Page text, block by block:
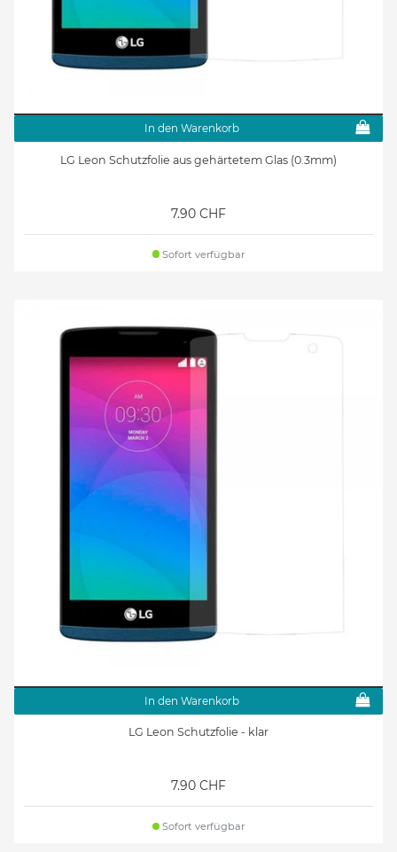
In den Warenkorb
LG Leon Schutzfolie aus gehärtetem Glas (0.3mm)
7.90 CHF
Sofort verfügbar
In den Warenkorb
LG Leon Schutzfolie - klar
7.90 CHF
Sofort verfügbar